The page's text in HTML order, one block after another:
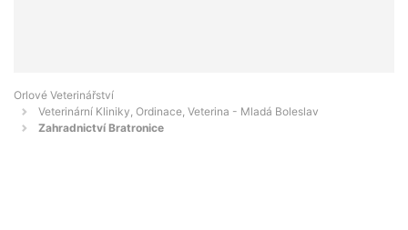
Orlové Veterinářství
Veterinární Kliniky, Ordinace, Veterina - Mladá Boleslav
Zahradnictví Bratronice